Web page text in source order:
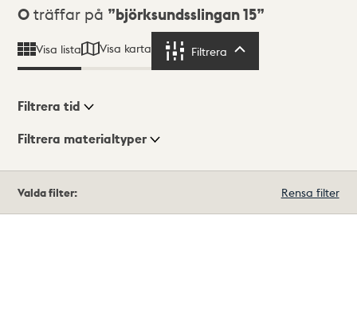
Sökresultat
0 träffar på björksundsslingan 15
Visa lista Visa karta Filtrera
Visningsläge
Filtrera tid
Filtrera materialtyper
träffar
Valda filter: Rensa filter